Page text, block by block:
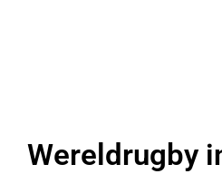
Wereldrugby